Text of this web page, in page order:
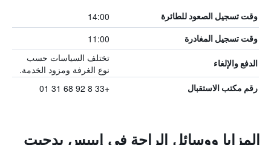
وقت تسجيل الصعود للطائرة 14:00
وقت تسجيل المغادرة 11:00
الدفع والإلغاء
تختلف السياسات حسب
نوع الغرفة ومزود الخدمة.
رقم مكتب الاستقبال +33 8 92 68 31 01
المزايا ووسائل الراحة في إيبيس بدجيت